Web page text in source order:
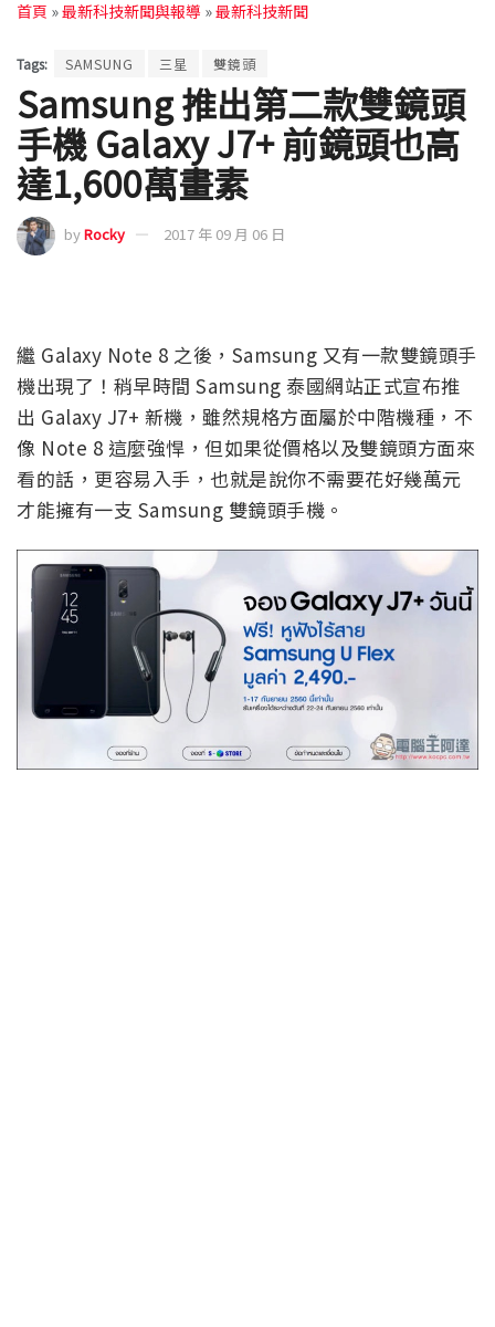
首頁 »最新科技新聞與報導 »最新科技新聞
Tags: SAMSUNG 三星 雙鏡頭
Samsung 推出第二款雙鏡頭
手機 Galaxy J7+ 前鏡頭也高
達1,600萬畫素
byRocky 2017 年 09 月 06 日
繼 Galaxy Note 8 之後，Samsung 又有一款雙鏡頭手
機出現了！稍早時間 Samsung 泰國網站正式宣布推
出 Galaxy J7+ 新機，雖然規格方面屬於中階機種，不
像 Note 8 這麼強悍，但如果從價格以及雙鏡頭方面來
看的話，更容易入手，也就是說你不需要花好幾萬元
才能擁有一支 Samsung 雙鏡頭手機。